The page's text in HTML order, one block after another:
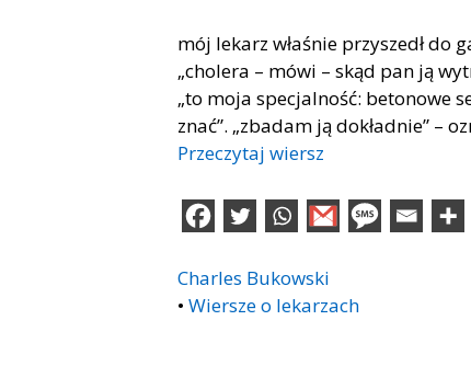
mój lekarz właśnie przyszedł
„cholera – mówi – skąd pan ją
„to moja specjalność: betonowe
znać”. „zbadam ją dokładnie” –
Przeczytaj wiersz
Charles Bukowski
• Wiersze o lekarzach